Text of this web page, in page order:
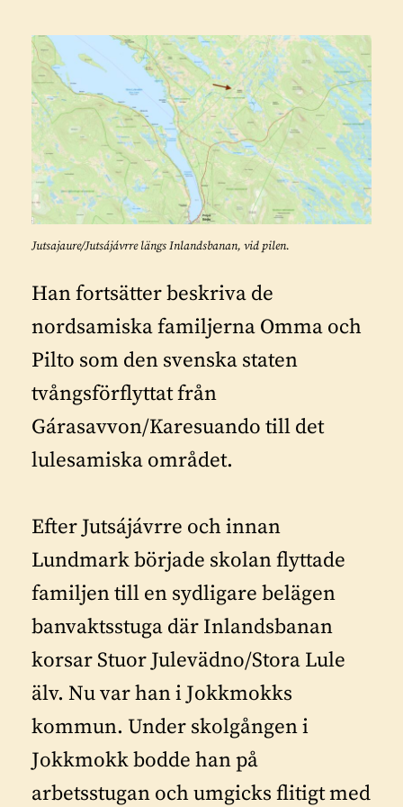
Jutsajaure/Jutsájávrre längs Inlandsbanan, vid pilen.
Han fortsätter beskriva de
nordsamiska familjerna Omma och
Pilto som den svenska staten
tvångsförflyttat från
Gárasavvon/Karesuando till det
lulesamiska området.
Efter Jutsájávrre och innan
Lundmark började skolan flyttade
familjen till en sydligare belägen
banvaktsstuga där Inlandsbanan
korsar Stuor Julevädno/Stora Lule
älv. Nu var han i Jokkmokks
kommun. Under skolgången i
Jokkmokk bodde han på
arbetsstugan och umgicks flitigt med